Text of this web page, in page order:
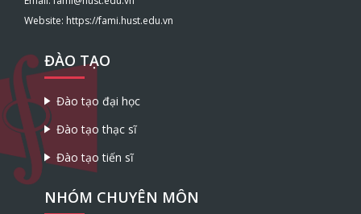
Website: https://fami.hust.edu.vn
ĐÀO TẠO
Đào tạo đại học
Đào tạo thạc sĩ
Đào tạo tiến sĩ
NHÓM CHUYÊN MÔN